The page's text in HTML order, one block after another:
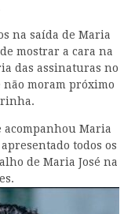
na saída de Maria
mostrar a cara na
das assinaturas no
não moram próximo
acompanhou Maria
todos os
de Maria José na